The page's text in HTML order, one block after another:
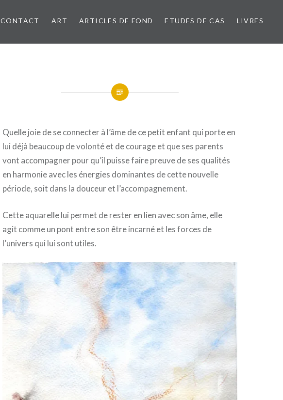
CONTACT ART ARTICLES DE FOND ETUDES DE CAS LIVRES
Quelle joie de se connecter à l’âme de ce petit enfant qui porte en
lui déjà beaucoup de volonté et de courage et que ses parents
vont accompagner pour qu’il puisse faire preuve de ses qualités
en harmonie avec les énergies dominantes de cette nouvelle
période, soit dans la douceur et l’accompagnement.
Cette aquarelle lui permet de rester en lien avec son âme, elle
agit comme un pont entre son être incarné et les forces de
l’univers qui lui sont utiles.